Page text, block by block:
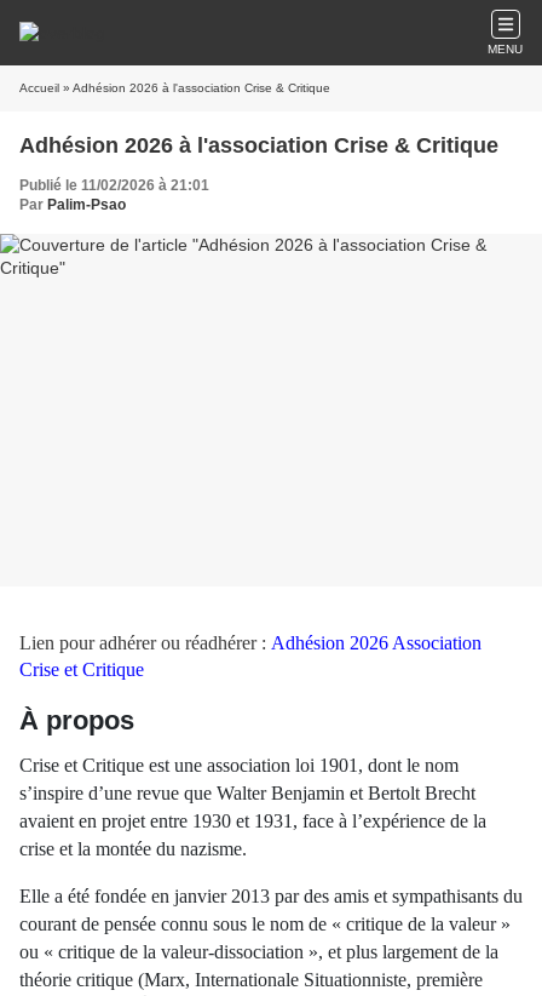
MENU
Accueil » Adhésion 2026 à l'association Crise & Critique
Adhésion 2026 à l'association Crise & Critique
Publié le 11/02/2026 à 21:01
Par Palim-Psao
Lien pour adhérer ou réadhérer : Adhésion 2026 Association
Crise et Critique
À propos
Crise et Critique est une association loi 1901, dont le nom
s’inspire d’une revue que Walter Benjamin et Bertolt Brecht
avaient en projet entre 1930 et 1931, face à l’expérience de la
crise et la montée du nazisme.
Elle a été fondée en janvier 2013 par des amis et sympathisants du
courant de pensée connu sous le nom de « critique de la valeur »
ou « critique de la valeur-dissociation », et plus largement de la
théorie critique (Marx, Internationale Situationniste, première